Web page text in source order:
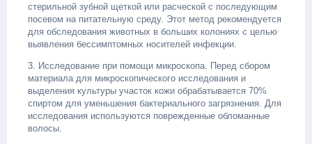
стерильной зубной щеткой или расческой с последующим
посевом на питательную среду. Этот метод рекомендуется
для обследования животных в больших колониях с целью
выявления бессимптомных носителей инфекции.
3. Исследование при помощи микроскопа. Перед сбором
материала для микроскопического исследования и
выделения культуры участок кожи обрабатывается 70%
спиртом для уменьшения бактериального загрязнения. Для
исследования используются поврежденные обломанные
волосы.